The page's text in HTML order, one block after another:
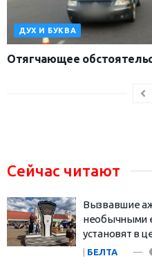
ДУХ И БУКВА
Отягчающее
Сейчас читают
Вызвавшие
необычными
установят в
БЕЛТА